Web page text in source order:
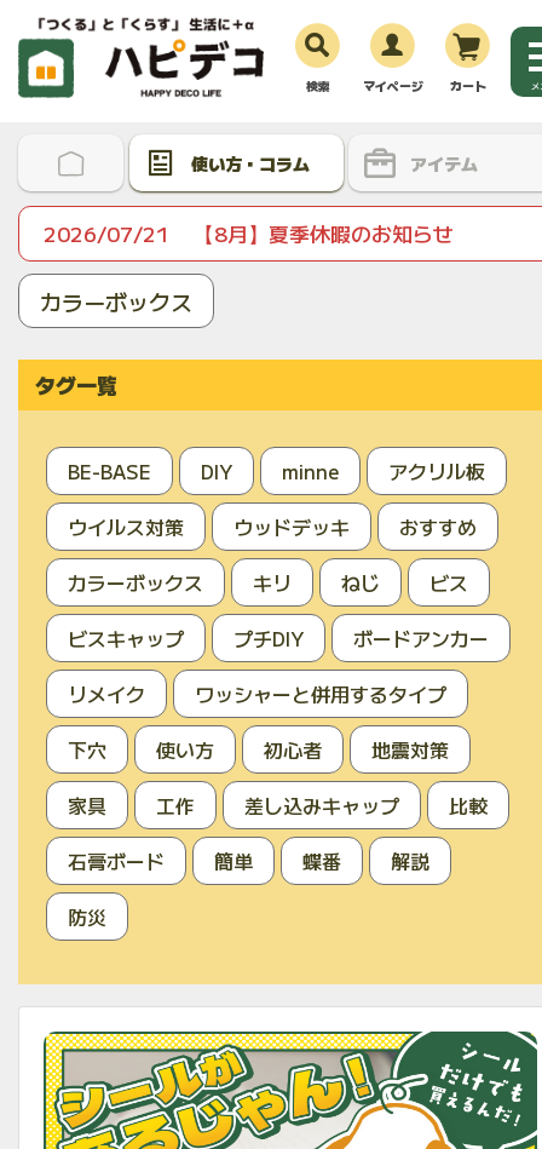
検索 マイページ カート メ
使い方・コラム アイテム
2026/07/21 【8月】夏季休暇のお知らせ
カラーボックス
タグ一覧
BE-BASE DIY minne
アクリル板
ウイルス対策
ウッドデッキ
おすすめ
カラーボックス
キリ ねじ
ビス
ビスキャップ
プチDIY
ボードアンカー
リメイク
ワッシャーと併用するタイプ
下穴
使い方 初心者
地震対策
家具
工作 差し込みキャップ
比較
石膏ボード
簡単 蝶番
解説
防災